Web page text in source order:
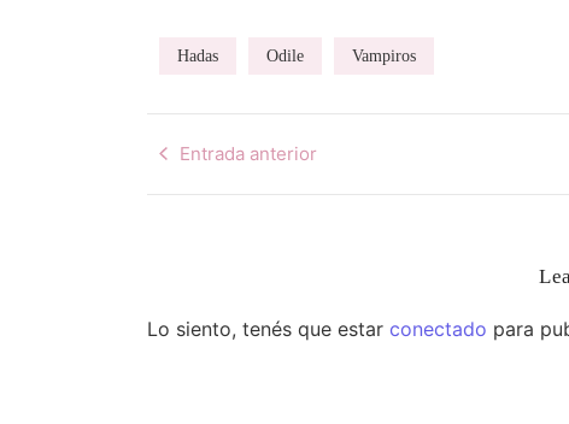
Hadas Odile Vampiros
Entrada anterior
Lo siento, tenés que estar conectado para